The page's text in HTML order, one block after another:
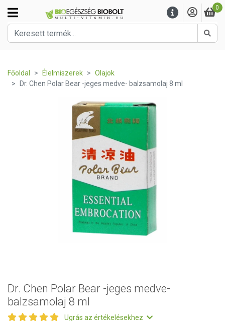
0
Főoldal Élelmiszerek
Olajok
Dr. Chen Polar Bear -jeges medve- balzsamolaj 8 ml
Dr. Chen Polar Bear -jeges medve-
balzsamolaj 8 ml
Ugrás az értékelésekhez